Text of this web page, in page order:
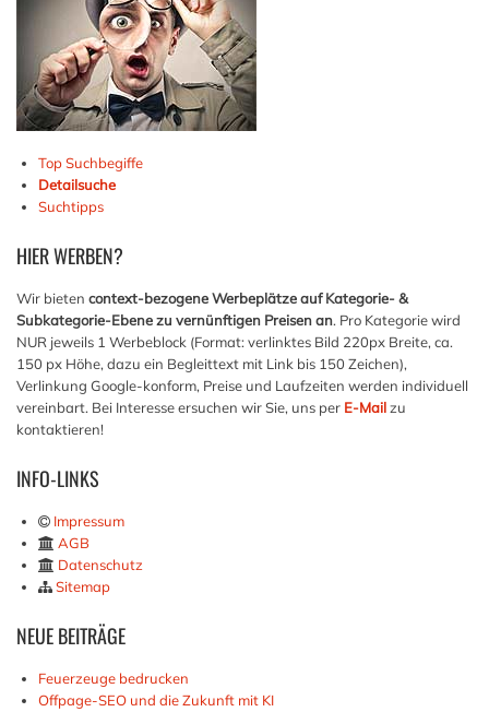
Top Suchbegiffe
Detailsuche
Suchtipps
HIERWERBEN?
Wir bieten context-bezogene Werbeplätze auf Kategorie- &
Subkategorie-Ebene zu vernünftigen Preisen an. Pro Kategorie wird
NUR jeweils 1 Werbeblock (Format: verlinktes Bild 220px Breite, ca.
150 px Höhe, dazu ein Begleittext mit Link bis 150 Zeichen),
Verlinkung Google-konform, Preise und Laufzeiten werden individuell
vereinbart. Bei Interesse ersuchen wir Sie, uns per E-Mailzu
kontaktieren!
INFO-LINKS
Impressum
AGB
Datenschutz
Sitemap
NEUEBEITRÄGE
Feuerzeuge bedrucken
Offpage-SEO und die Zukunft mit KI